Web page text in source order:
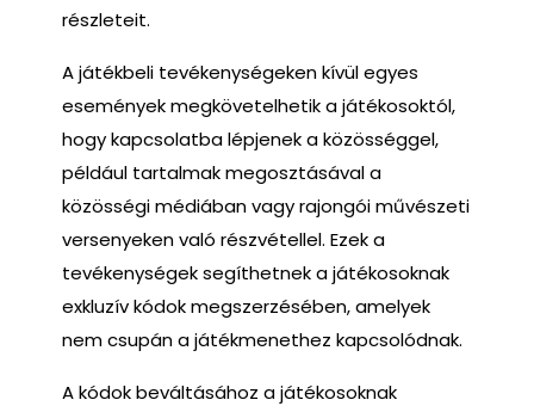
részleteit.
A játékbeli tevékenységeken kívül egyes
események megkövetelhetik a játékosoktól,
hogy kapcsolatba lépjenek a közösséggel,
például tartalmak megosztásával a
közösségi médiában vagy rajongói művészeti
versenyeken való részvétellel. Ezek a
tevékenységek segíthetnek a játékosoknak
exkluzív kódok megszerzésében, amelyek
nem csupán a játékmenethez kapcsolódnak.
A kódok beváltásához a játékosoknak